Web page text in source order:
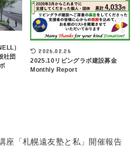
）
社団
2026.02.26
2025.10リビングラボ建設募金
Monthly Report
座「札幌遠友塾と私」開催報告